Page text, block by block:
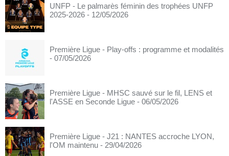
UNFP - Le palmarès féminin des trophées UNFP
2025-2026 - 12/05/2026
Première Ligue - Play-offs : programme et modalités
- 07/05/2026
Première Ligue - MHSC sauvé sur le fil, LENS et
l'ASSE en Seconde Ligue - 06/05/2026
Première Ligue - J21 : NANTES accroche LYON,
l'OM maintenu - 29/04/2026